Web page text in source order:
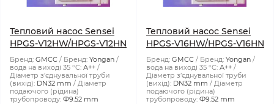
Тепловий насос Sensei
HPGS-V12HW/HPGS-V12HN
Бренд: GMCC Бренд: Yongan
вода на виході 35 °C: А++
Діаметр з’єднувальної труби
(вихід): DN32 mm
Діаметр
подаючого (рідина)
трубопроводу: Ф9.52 mm
Тепловий насос Sensei
HPGS-V16HW/HPGS-V16HN
Бренд: GMCC Бренд: Yongan
вода на виході 35 °C: А++
Діаметр з’єднувальної труби
(вихід): DN32 mm
Діаметр
подаючого (рідина)
трубопроводу: Ф9.52 mm